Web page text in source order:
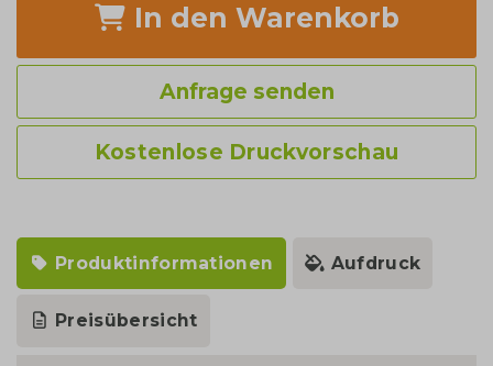
In den Warenkorb
Anfrage senden
Kostenlose Druckvorschau
Produktinformationen Aufdruck
Preisübersicht